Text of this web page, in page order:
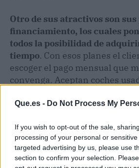
Que.es - Do Not Process My
If you wish to opt-out of the sale,
processing of your personal or
targeted advertising by us, please use
section to confirm your selection.
Otro de sus atractivos son sus
financiamiento, los cuales
todos la posibilidad de
tiempo. Con esos planes el
escoger el pago mensual que
convenga. Aceptan coches
de pago con la mejor tasación
Comunidad de Madrid.
Ascauto es ahora una red de
oficiales y talleres para
Fiat, Jeep, Abarth y Alfa
aperturas la firma,